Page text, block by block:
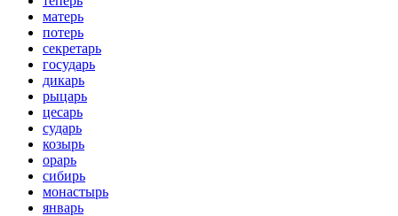
матерь
потерь
секретарь
государь
дикарь
рыцарь
цесарь
сударь
козырь
орарь
сибирь
монастырь
январь